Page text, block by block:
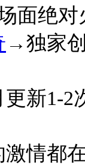
面绝
→独家
新1-2
情都